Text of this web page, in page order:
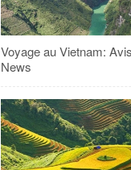
Voyage au Vietnam:
News